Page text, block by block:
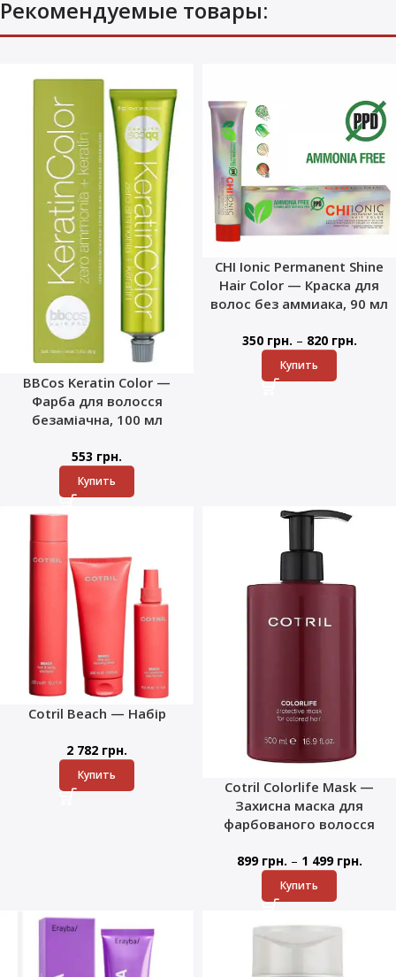
Рекомендуемые товары:
BBCos Keratin Color —
Фарба для волосся
безаміачна, 100 мл
553 грн.
Купить
CHI Ionic Permanent Shine
Hair Color — Краска для
волос без аммиака, 90 мл
350 грн. – 820 грн.
Купить
Cotril Beach — Набір
2 782 грн.
Купить
Cotril Colorlife Mask —
Захисна маска для
фарбованого волосся
899 грн. – 1 499 грн.
Купить